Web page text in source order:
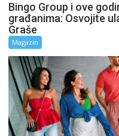
Bingo Group i ove
građanima: Osvojite
Graše
Magazin